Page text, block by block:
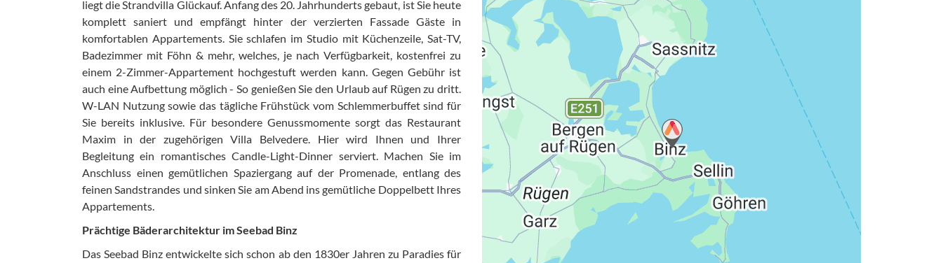
liegt die Strandvilla Glückauf. Anfang des 20. Jahrhunderts gebaut, ist Sie heute
komplett saniert und empfängt hinter der verzierten Fassade Gäste in
komfortablen Appartements. Sie schlafen im Studio mit Küchenzeile, Sat-TV,
Badezimmer mit Föhn & mehr, welches, je nach Verfügbarkeit, kostenfrei zu
einem 2-Zimmer-Appartement hochgestuft werden kann. Gegen Gebühr ist
auch eine Aufbettung möglich - So genießen Sie den Urlaub auf Rügen zu dritt.
W-LAN Nutzung sowie das tägliche Frühstück vom Schlemmerbuffet sind für
Sie bereits inklusive. Für besondere Genussmomente sorgt das Restaurant
Maxim in der zugehörigen Villa Belvedere. Hier wird Ihnen und Ihrer
Begleitung ein romantisches Candle-Light-Dinner serviert. Machen Sie im
Anschluss einen gemütlichen Spaziergang auf der Promenade, entlang des
feinen Sandstrandes und sinken Sie am Abend ins gemütliche Doppelbett Ihres
Appartements.
Prächtige Bäderarchitektur im Seebad Binz
Das Seebad Binz entwickelte sich schon ab den 1830er Jahren zu Paradies für
Datenschutzerklärung